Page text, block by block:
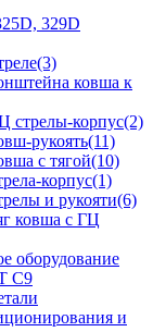
329D
ковша к
стрелы-корпус(2)
рукоять(11)
с тягой(10)
корпус(1)
и рукояти(6)
ковша с ГЦ
оборудование
C9
и